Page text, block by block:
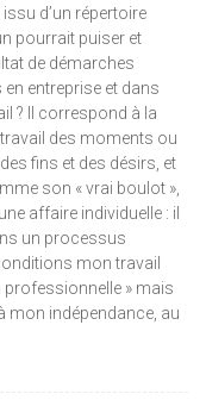
d’un répertoire
pourrait puiser et
de démarches
en entreprise et dans
? Il correspond à la
des moments ou
fins et des désirs, et
son « vrai boulot »,
affaire individuelle : il
un processus
mon travail
» mais
mon indépendance, au